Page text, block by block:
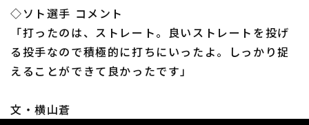
運営会社（別ウィンドウで開く） よくある質問
特定商取引法の表示
◇ソト選手 コメント
「打ったのは、ストレート。良いストレートを投げ
る投手なので積極的に打ちにいったよ。しっかり捉
えることができて良かったです」
文・横山蒼